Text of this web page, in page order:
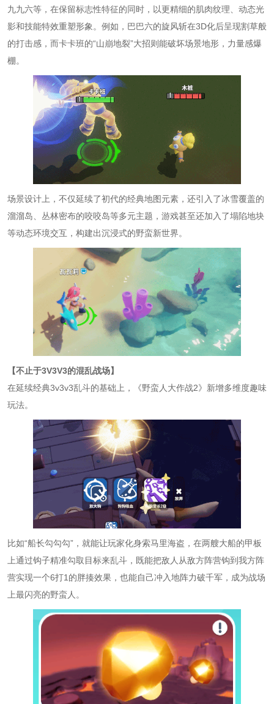
九九六等，在保留标志性特征的同时，以更精细的肌肉纹理、动态光
影和技能特效重塑形象。例如，巴巴六的旋风斩在3D化后呈现割草般
的打击感，而卡卡班的“山崩地裂”大招则能破坏场景地形，力量感爆
棚。
场景设计上，不仅延续了初代的经典地图元素，还引入了冰雪覆盖的
溜溜岛、丛林密布的咬咬岛等多元主题，游戏甚至还加入了塌陷地块
等动态环境交互，构建出沉浸式的野蛮新世界。
【不止于3V3V3的混乱战场】
在延续经典3v3v3乱斗的基础上，《野蛮人大作战2》新增多维度趣味
玩法。
比如“船长勾勾勾”，就能让玩家化身索马里海盗，在两艘大船的甲板
上通过钩子精准勾取目标来乱斗，既能把敌人从敌方阵营钩到我方阵
营实现一个6打1的胖揍效果，也能自己冲入地阵力破千军，成为战场
上最闪亮的野蛮人。